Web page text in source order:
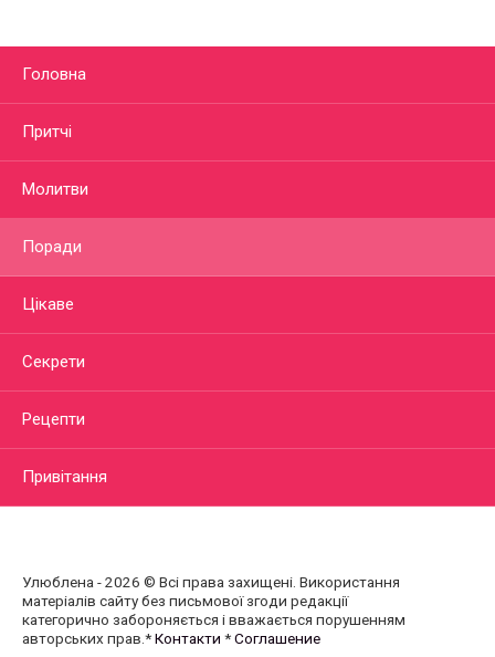
Головна
Притчі
Молитви
Поради
Цікаве
Секрети
Рецепти
Привітання
Улюблена - 2026 © Всі права захищені. Використання
матеріалів сайту без письмової згоди редакції
категорично забороняється і вважається порушенням
авторських прав.*Контакти *Соглашение